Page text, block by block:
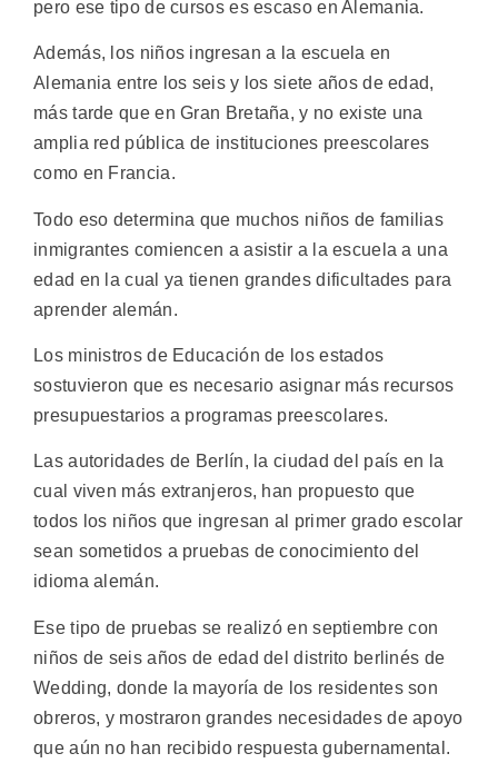
pero ese tipo de cursos es escaso en Alemania.
Además, los niños ingresan a la escuela en
Alemania entre los seis y los siete años de edad,
más tarde que en Gran Bretaña, y no existe una
amplia red pública de instituciones preescolares
como en Francia.
Todo eso determina que muchos niños de familias
inmigrantes comiencen a asistir a la escuela a una
edad en la cual ya tienen grandes dificultades para
aprender alemán.
Los ministros de Educación de los estados
sostuvieron que es necesario asignar más recursos
presupuestarios a programas preescolares.
Las autoridades de Berlín, la ciudad del país en la
cual viven más extranjeros, han propuesto que
todos los niños que ingresan al primer grado escolar
sean sometidos a pruebas de conocimiento del
idioma alemán.
Ese tipo de pruebas se realizó en septiembre con
niños de seis años de edad del distrito berlinés de
Wedding, donde la mayoría de los residentes son
obreros, y mostraron grandes necesidades de apoyo
que aún no han recibido respuesta gubernamental.